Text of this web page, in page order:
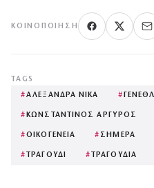
ΚΟΙΝΟΠΟΊΗΣΗ
TAGS
#ΑΛΕΞΑΝΔΡΑ ΝΙΚΑ #
#ΚΩΝΣΤΑΝΤΙΝΟΣ ΑΡΓΥΡΟΣ
#ΟΙΚΟΓΕΝΕΙΑ # ΣΗΜΕΡΑ
# ΤΡΑΓΟΥΔΙ # ΤΡΑΓΟΥΔΙΑ